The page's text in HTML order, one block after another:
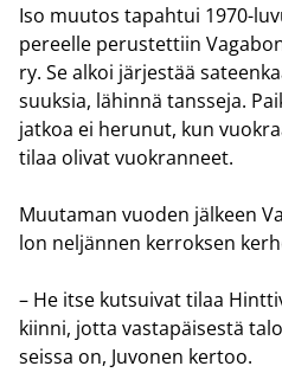
Iso muu­tos ta­pah­tui 1970-​
pe­reel­le pe­rus­tet­tiin
ry. Se alkoi jär­jes­tää
suuk­sia, lä­hin­nä tans­se­ja.
jat­koa ei he­ru­nut, kun
tilaa oli­vat vuo­kran­neet.
Muu­ta­man vuo­den jäl­keen
lon nel­jän­nen ker­rok­sen
– He itse kut­sui­vat tilaa
kiin­ni, jotta vas­ta­päi­ses­tä
seis­sa on, Ju­vo­nen ker­too.